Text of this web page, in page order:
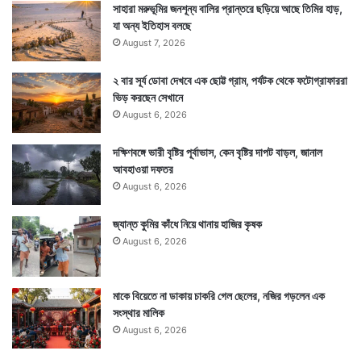
সাহারা মরুভূমির জনশূন্য বালির প্রান্তরে ছড়িয়ে আছে তিমির হাড়,
যা অন্য ইতিহাস বলছে
August 7, 2026
২ বার সূর্য ডোবা দেখবে এক ছোট্ট গ্রাম, পর্যটক থেকে ফটোগ্রাফাররা
ভিড় করছেন সেখানে
August 6, 2026
দক্ষিণবঙ্গে ভারী বৃষ্টির পূর্বাভাস, কেন বৃষ্টির দাপট বাড়ল, জানাল
আবহাওয়া দফতর
August 6, 2026
জ্যান্ত কুমির কাঁধে নিয়ে থানায় হাজির কৃষক
August 6, 2026
মাকে বিয়েতে না ডাকায় চাকরি গেল ছেলের, নজির গড়লেন এক
সংস্থার মালিক
August 6, 2026